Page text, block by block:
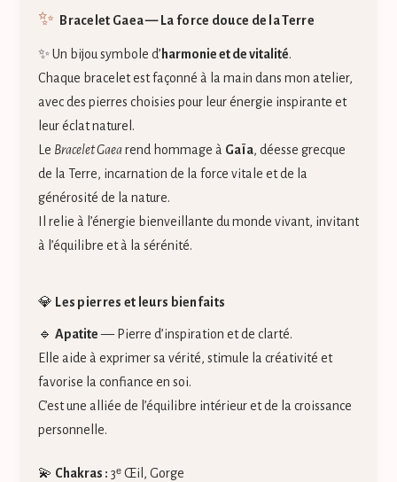
✨ Bracelet Gaea — La force douce de la Terre
✨ Un bijou symbole d’ harmonie et de vitalité.
Chaque bracelet est façonné à la main dans mon atelier,
avec des pierres choisies pour leur énergie inspirante et
leur éclat naturel.
Le Bracelet Gaearend hommage à Gaïa, déesse grecque
de la Terre, incarnation de la force vitale et de la
générosité de la nature.
Il relie à l’énergie bienveillante du monde vivant, invitant
à l’équilibre et à la sérénité.
💎 Les pierres et leurs bienfaits
🔹 Apatite— Pierre d’inspiration et de clarté.
Elle aide à exprimer sa vérité, stimule la créativité et
favorise la confiance en soi.
C’est une alliée de l’équilibre intérieur et de la croissance
personnelle.
💫 Chakras : 3ᵉ Œil, Gorge